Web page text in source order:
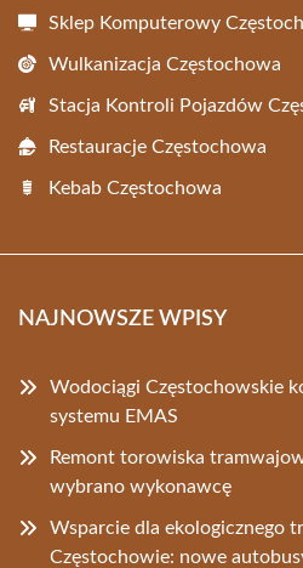
Sklep Komputerowy
Wulkanizacja Częstochowa
Stacja Kontroli Pojazdów
Restauracje Częstochowa
Kebab Częstochowa
NAJNOWSZE WPISY
Wodociągi Częstochowskie
systemu EMAS
Remont torowiska
wybrano wykonawcę
Wsparcie dla ekologicznego
Częstochowie: nowe